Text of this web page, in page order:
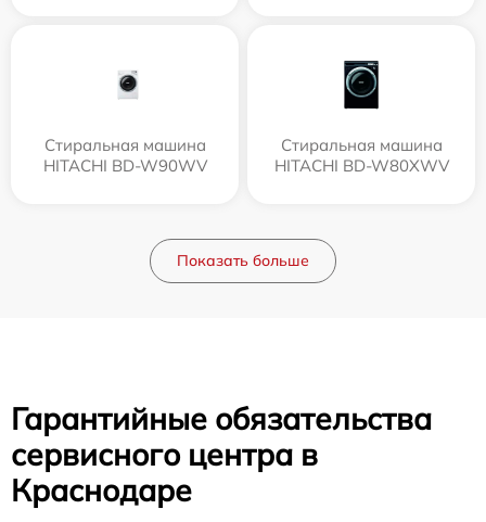
Стиральная машина
HITACHI BD-W90WV
Стиральная машина
HITACHI BD-W80XWV
Показать больше
Гарантийные обязательства
сервисного центра в
Краснодаре